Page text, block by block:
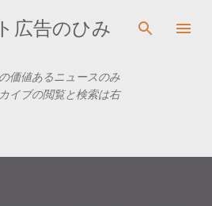
メイン コンテンツに移動
広告のひみ
価値あるニュースのみ
イブの閲覧と検索は右